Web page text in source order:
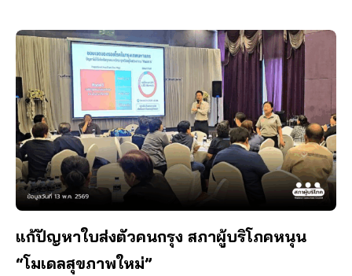
แก้ปัญหาใบส่งตัวคนกรุง สภาผู้บริโภคหนุน
“โมเดลสุขภาพใหม่”